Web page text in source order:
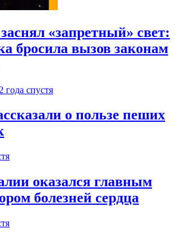
«запретный» свет:
бросила вызов законам
2 года спустя
о пользе пеших
оказался главным
болезней сердца